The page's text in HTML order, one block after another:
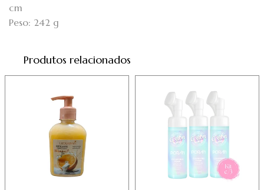
cm
Peso: 242 g
Produtos relacionados